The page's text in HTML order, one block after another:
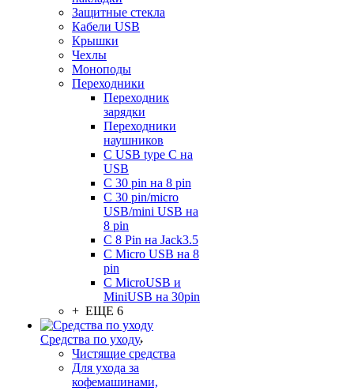
Защитные стекла
Кабели USB
Крышки
Чехлы
Моноподы
Переходники
Переходник
зарядки
Переходники
наушников
С USB type C на
USB
С 30 pin на 8 pin
С 30 pin/micro
USB/mini USB на
8 pin
С 8 Pin на Jack3.5
С Micro USB на 8
pin
С MicroUSB и
MiniUSB на 30pin
+ ЕЩЕ 6
Средства по уходу
Чистящие средства
Для ухода за
кофемашинами,